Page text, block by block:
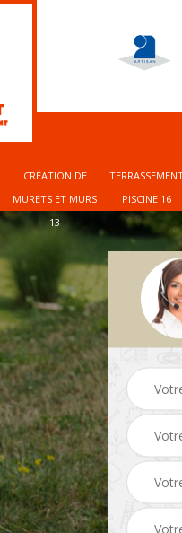
CRÉATION DE
MURETS ET MURS
13
PISCINE 16